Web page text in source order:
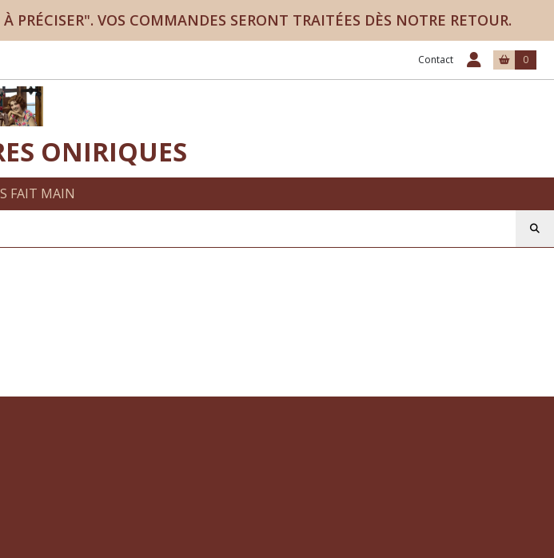
VOS COMMANDES SERONT TRAITÉES DÈS NOTRE RETOUR.
Contact 0
ONIRIQUES
FAIT MAIN